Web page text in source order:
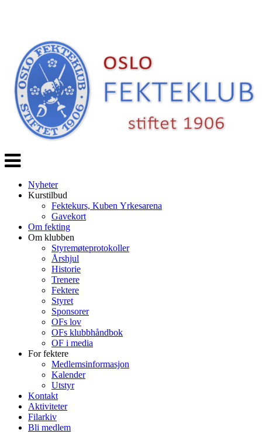
Veksle
navigasjon
Nyheter
Kurstilbud
Fektekurs, Kuben Yrkesarena
Gavekort
Om fekting
Om klubben
Styremøteprotokoller
Årshjul
Historie
Trenere
Fektere
Styret
Sponsorer
OFs lov
OFs klubbhåndbok
OF i media
For fektere
Medlemsinformasjon
Kalender
Utstyr
Kontakt
Aktiviteter
Filarkiv
Bli medlem